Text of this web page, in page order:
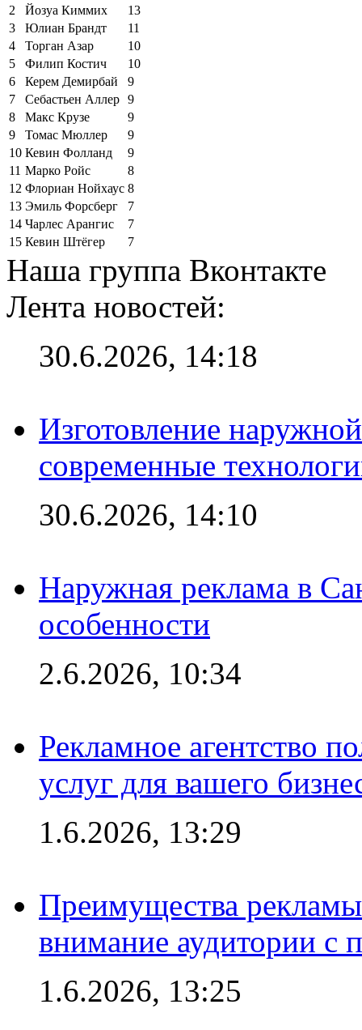
2
Йозуа Киммих
13
3
Юлиан Брандт
11
4
Торган Азар
10
5
Филип Костич
10
6
Керем Демирбай
9
7
Себастьен Аллер 9
8
Макс Крузе
9
9
Томас Мюллер
9
10 Кевин Фолланд
9
11 Марко Ройс
8
12 Флориан Нойхаус 8
13 Эмиль Форсберг
7
14 Чарлес Арангис
7
15 Кевин Штёгер 7
Наша группа Вконтакте
Лента новостей:
30.6.2026, 14:18
Изготовление
современные
30.6.2026, 14:10
Наружная реклама в
особенности
2.6.2026, 10:34
Рекламное агентство
услуг для вашего
1.6.2026, 13:29
Преимущества
внимание аудитории
1.6.2026, 13:25